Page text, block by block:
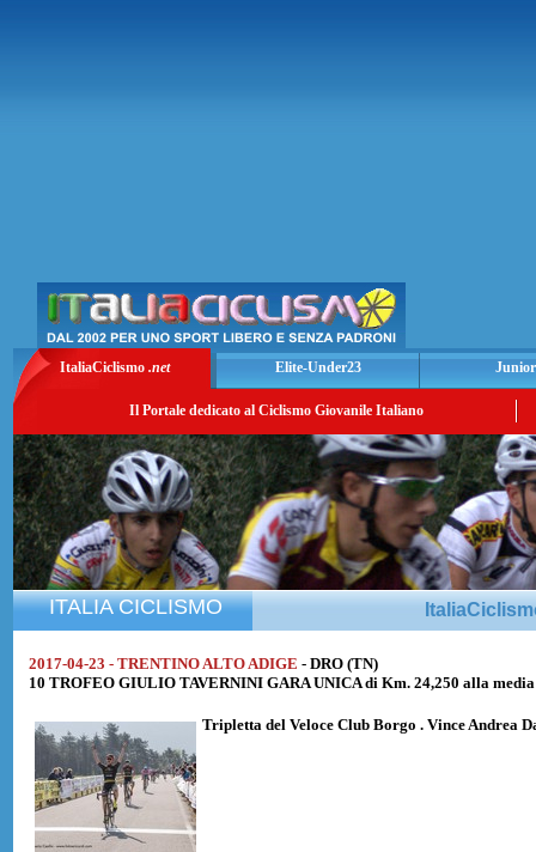
ItaliaCiclismo .net Elite-Under23
Il Portale dedicato al Ciclismo Giovanile Italiano
ITALIA CICLISMO
2017-04-23 - TRENTINO ALTO ADIGE - DRO (TN)
10 TROFEO GIULIO TAVERNINI GARA UNICA di Km. 24,250 alla
Tripletta del Veloce Club Borgo . VinceAndrea